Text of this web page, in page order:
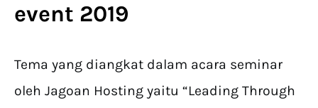
event 2019
Tema yang diangkat dalam acara seminar
oleh Jagoan Hosting yaitu “Leading Through